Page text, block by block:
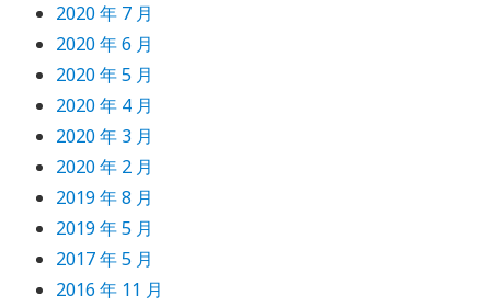
2020 年 7 月
2020 年 6 月
2020 年 5 月
2020 年 4 月
2020 年 3 月
2020 年 2 月
2019 年 8 月
2019 年 5 月
2017 年 5 月
2016 年 11 月